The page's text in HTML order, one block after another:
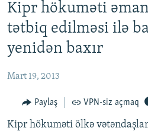
qayıt
Əsas
naviqasiyaya
qayıt
#İZAHLA
KORRUPSIOMETR
FƏRQƏ BAX
QANUNI DOĞRU
ARAŞDIRMA
Kipr hökuməti
tətbiq edilməsi ilə
yenidən baxır
Mart 19, 2013
Paylaş VPN-siz açmaq
Kipr hökuməti ölkə